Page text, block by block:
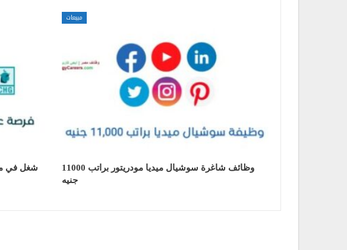
مبيعات
وظائف شاغرة سوشيال ميديا مودريتور براتب 11000
جنيه